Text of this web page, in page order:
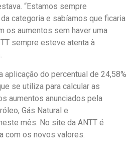
“Estamos sempre
categoria e sabíamos que ficaria
os aumentos sem haver uma
sempre esteve atenta à
do percentual de 24,58%
se utiliza para calcular as
aumentos anunciados pela
Gás Natural e
mês. No site da ANTT é
com os novos valores.